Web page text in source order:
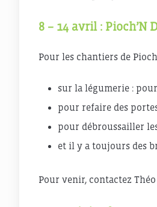
8 – 14 avril : Pioch’N
Pour les chantiers de
sur la légumerie :
pour refaire des
pour débroussailler
et il y a toujours des
Pour venir, contactez